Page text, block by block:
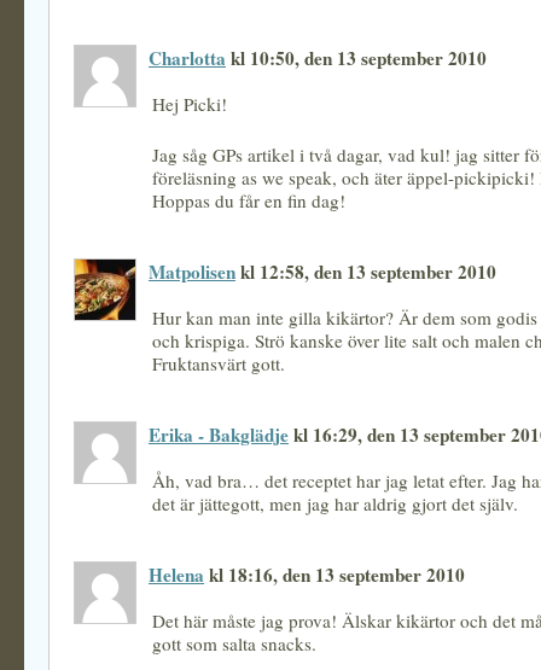
Charlotta kl 10:50, den 13 september 2010
Hej Picki!
Jag såg GPs artikel i två dagar, vad kul! jag sitter
föreläsning as we speak, och äter äppel-
Hoppas du får en fin dag!
Matpolisenkl 12:58, den 13 september 2010
Hur kan man inte gilla kikärtor? Är dem som
och krispiga. Strö kanske över lite salt och malen
Fruktansvärt gott.
Erika - Bakglädjekl 16:29, den 13 september
Åh, vad bra… det receptet har jag letat efter. Jag
det är jättegott, men jag har aldrig gjort det själv.
Helena kl 18:16, den 13 september 2010
Det här måste jag prova! Älskar kikärtor och det
gott som salta snacks.